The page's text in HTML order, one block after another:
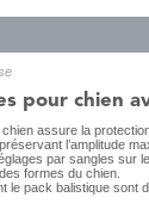
pour chien
chien assure la
l’amplitude
par sangles sur
formes du chien.
le pack balistique sont